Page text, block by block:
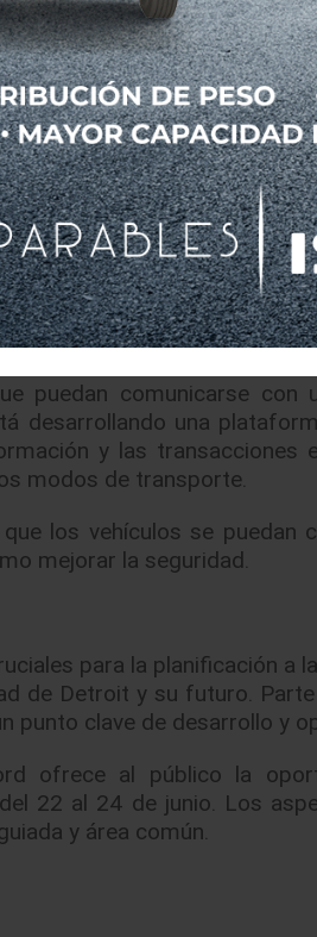
teniendo una extensa
dedicados a este nuevo
a los grupos
que facilitan laborar en
rápidamente a
deteriorada y
de transporte viejo,
de vida de las personas.
nuevos, o incluso
puedan comunicarse
desarrollando una
y las transacciones
modos de transporte.
los vehículos se puedan
mejorar la seguridad.
para la planificación a
de Detroit y su futuro.
punto clave de desarrollo y
ofrece al público la
22 al 24 de junio. Los
y área común.